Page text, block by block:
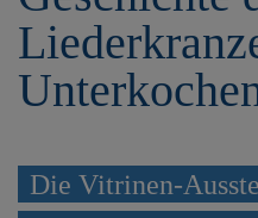
Die Vitrinen-